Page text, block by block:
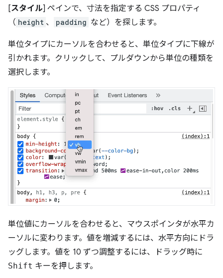
[スタイル] ペインで、寸法を指定する CSS プロパティ
（ height 、 padding など）を探します。
単位タイプにカーソルを合わせると、単位タイプに下線が
引かれます。クリックして、プルダウンから単位の種類を
選択します。
単位値にカーソルを合わせると、マウスポインタが水平カ
ーソルに変わります。値を増減するには、水平方向にドラ
ッグします。値を 10 ずつ調整するには、ドラッグ時に
Shift キーを押します。